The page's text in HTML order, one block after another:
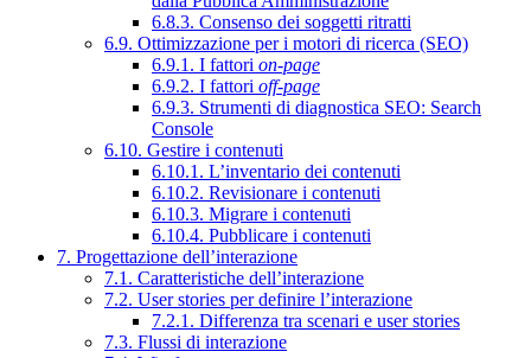
6.8.3. Consenso dei soggetti ritratti
6.9. Ottimizzazione per i motori di ricerca (SEO)
6.9.1. I fattori on-page
6.9.2. I fattori off-page
6.9.3. Strumenti di diagnostica SEO: Search
Console
6.10. Gestire i contenuti
6.10.1. L’inventario dei contenuti
6.10.2. Revisionare i contenuti
6.10.3. Migrare i contenuti
6.10.4. Pubblicare i contenuti
7. Progettazione dell’interazione
7.1. Caratteristiche dell’interazione
7.2. User stories per definire l’interazione
7.2.1. Differenza tra scenari e user stories
7.3. Flussi di interazione